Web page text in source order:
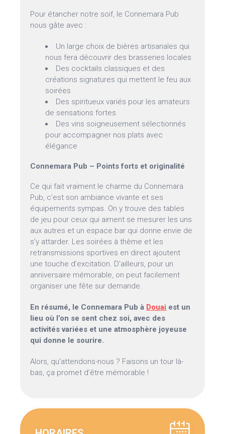
Pour étancher notre soif, le Connemara Pub
nous gâte avec :
Un large choix de bières artisanales qui
nous fera découvrir des brasseries locales
Des cocktails classiques et des
créations signatures qui mettent le feu aux
soirées
Des spiritueux variés pour les amateurs
de sensations fortes
Des vins soigneusement sélectionnés
pour accompagner nos plats avec
élégance
Connemara Pub – Points forts et originalité
Ce qui fait vraiment le charme du Connemara
Pub, c’est son ambiance vivante et ses
équipements sympas. On y trouve des tables
de jeu pour ceux qui aiment se mesurer les uns
aux autres et un espace bar qui donne envie de
s’y attarder. Les soirées à thème et les
retransmissions sportives en direct ajoutent
une touche d’excitation. D’ailleurs, pour un
anniversaire mémorable, on peut facilement
organiser une fête sur demande.
En résumé, le Connemara Pub à Douai est un
lieu où l’on se sent chez soi, avec des
activités variées et une atmosphère joyeuse
qui donne le sourire.
Alors, qu’attendons-nous ? Faisons un tour là-
bas, ça promet d’être mémorable !